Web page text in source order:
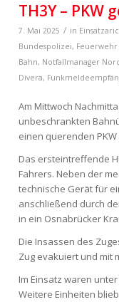
TH3Y – PKW
7. Mai 2025 / in
Bundespolizei, Feuerwehr
Bahn, Notfallmanager
Divera,
Am Mittwoch
unbeschrankten
einen querenden
Das ersteintreffende
Fahrers. Neben der
technische Gerät für
anschließend durch
in ein Osnabrücker
Die Insassen des
Zug evakuiert und mit
Im Einsatz waren
Weitere Einheiten